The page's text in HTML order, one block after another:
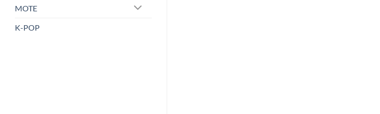
MOTE
K-POP